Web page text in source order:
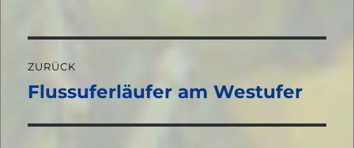
ZURÜCK
Vorheriger
Flussuferläufer am Westufer